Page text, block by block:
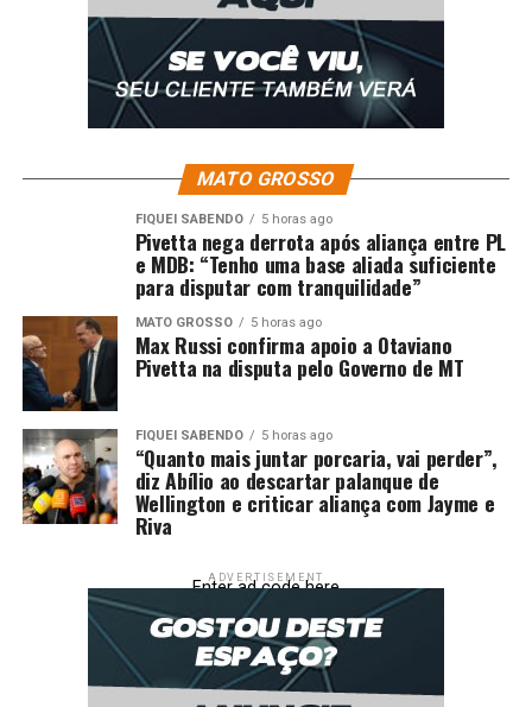
MATO GROSSO
FIQUEI SABENDO 5 horas ago
Pivetta nega derrota após aliança entre PL
e MDB: “Tenho uma base aliada suficiente
para disputar com tranquilidade”
MATO GROSSO 5 horas ago
Max Russi confirma apoio a Otaviano
Pivetta na disputa pelo Governo de MT
FIQUEI SABENDO 5 horas ago
“Quanto mais juntar porcaria, vai perder”,
diz Abílio ao descartar palanque de
Wellington e criticar aliança com Jayme e
Riva
ADVERTISEMENT
Enter ad code here